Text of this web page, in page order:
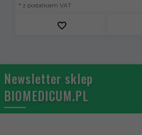
* z podatkiem VAT
Newsletter sklep
BIOMEDICUM.PL